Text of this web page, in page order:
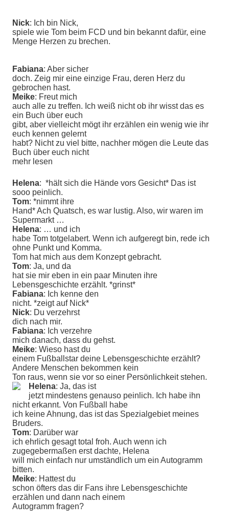
Nick: Ich bin Nick,
spiele wie Tom beim FCD und bin bekannt dafür, eine
Menge Herzen zu brechen.
Fabiana: Aber sicher
doch. Zeig mir eine einzige Frau, deren Herz du
gebrochen hast.
Meike: Freut mich
auch alle zu treffen. Ich weiß nicht ob ihr wisst das es
ein Buch über euch
gibt, aber vielleicht mögt ihr erzählen ein wenig wie ihr
euch kennen gelernt
habt? Nicht zu viel bitte, nachher mögen die Leute das
Buch über euch nicht
mehr lesen
Helena: *hält sich die Hände vors Gesicht* Das ist
sooo peinlich.
Tom: *nimmt ihre
Hand* Ach Quatsch, es war lustig. Also, wir waren im
Supermarkt …
Helena: … und ich
habe Tom totgelabert. Wenn ich aufgeregt bin, rede ich
ohne Punkt und Komma.
Tom hat mich aus dem Konzept gebracht.
Tom: Ja, und da
hat sie mir eben in ein paar Minuten ihre
Lebensgeschichte erzählt. *grinst*
Fabiana: Ich kenne den
nicht. *zeigt auf Nick*
Nick: Du verzehrst
dich nach mir.
Fabiana: Ich verzehre
mich danach, dass du gehst.
Meike: Wieso hast du
einem Fußballstar deine Lebensgeschichte erzählt?
Andere Menschen bekommen kein
Ton raus, wenn sie vor so einer Persönlichkeit stehen.
Helena: Ja, das ist
jetzt mindestens genauso peinlich. Ich habe ihn
nicht erkannt. Von Fußball habe
ich keine Ahnung, das ist das Spezialgebiet meines
Bruders.
Tom: Darüber war
ich ehrlich gesagt total froh. Auch wenn ich
zugegebermaßen erst dachte, Helena
will mich einfach nur umständlich um ein Autogramm
bitten.
Meike: Hattest du
schon öfters das dir Fans ihre Lebensgeschichte
erzählen und dann nach einem
Autogramm fragen?